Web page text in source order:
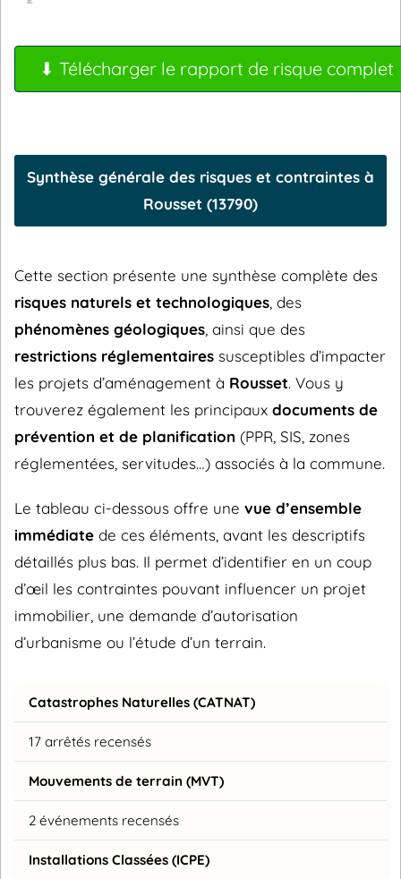
⬇ Télécharger le rapport de risque complet
Synthèse générale des risques et contraintes à
Rousset (13790)
Cette section présente une synthèse complète des
risques naturels et technologiques , des
phénomènes géologiques , ainsi que des
restrictions réglementaires susceptibles d’impacter
les projets d’aménagement à Rousset. Vous y
trouverez également les principaux documents de
prévention et de planification (PPR, SIS, zones
réglementées, servitudes…) associés à la commune.
Le tableau ci-dessous offre une vue d’ensemble
immédiate de ces éléments, avant les descriptifs
détaillés plus bas. Il permet d’identifier en un coup
d’œil les contraintes pouvant influencer un projet
immobilier, une demande d’autorisation
d’urbanisme ou l’étude d’un terrain.
Catastrophes Naturelles (CATNAT)
17 arrêtés recensés
Mouvements de terrain (MVT)
2 événements recensés
Installations Classées (ICPE)